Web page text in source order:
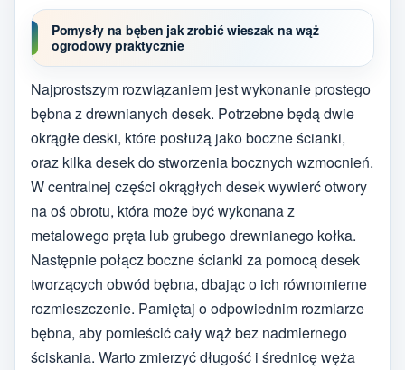
Pomysły na bęben jak zrobić wieszak na wąż
ogrodowy praktycznie
Najprostszym rozwiązaniem jest wykonanie prostego
bębna z drewnianych desek. Potrzebne będą dwie
okrągłe deski, które posłużą jako boczne ścianki,
oraz kilka desek do stworzenia bocznych wzmocnień.
W centralnej części okrągłych desek wywierć otwory
na oś obrotu, która może być wykonana z
metalowego pręta lub grubego drewnianego kołka.
Następnie połącz boczne ścianki za pomocą desek
tworzących obwód bębna, dbając o ich równomierne
rozmieszczenie. Pamiętaj o odpowiednim rozmiarze
bębna, aby pomieścić cały wąż bez nadmiernego
ściskania. Warto zmierzyć długość i średnicę węża